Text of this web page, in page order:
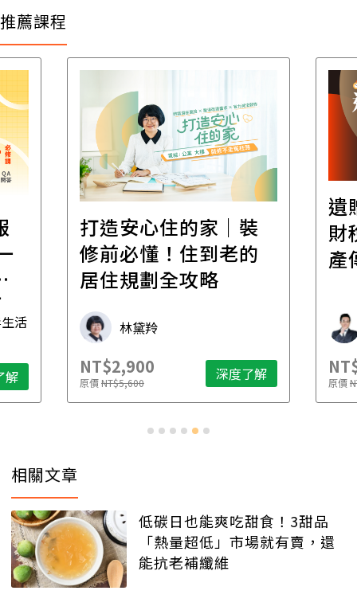
推薦課程
活
解
打造安心住的家｜裝
修前必懂！住到老的
居住規劃全攻略
林黛羚
NT$2,900
原價NT$5,600 深度了解
遺
財
產
原價
相關文章
低碳日也能爽吃甜食！3甜品
「熱量超低」市場就有賣，還
能抗老補纖維